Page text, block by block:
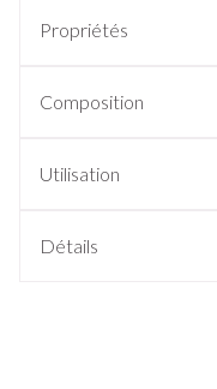
Propriétés
Composition
Utilisation
Détails